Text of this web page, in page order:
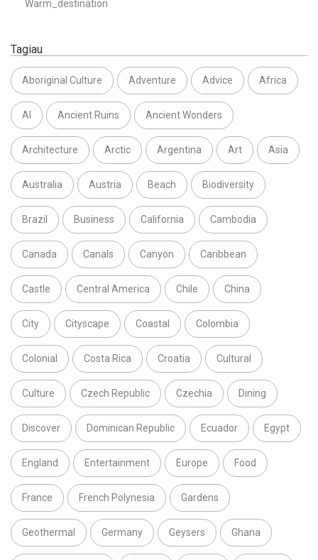
Warm_destination
Tagiau
Aboriginal Culture Adventure Advice Africa
AI Ancient Ruins Ancient Wonders
Architecture Arctic Argentina Art Asia
Australia Austria Beach Biodiversity
Brazil Business California Cambodia
Canada Canals Canyon Caribbean
Castle Central America Chile China
City Cityscape Coastal Colombia
Colonial Costa Rica Croatia Cultural
Culture Czech Republic Czechia Dining
Discover Dominican Republic Ecuador Egypt
England Entertainment Europe Food
France French Polynesia Gardens
Geothermal Germany Geysers Ghana